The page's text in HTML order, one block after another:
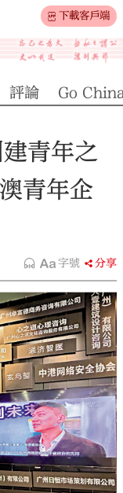
下載客戶端
評論 Go
青年之
青年企
字號 分享